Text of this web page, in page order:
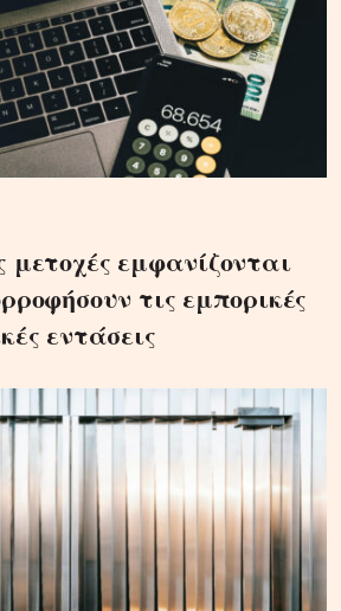
εμφανίζονται
τις εμπορικές
εντάσεις